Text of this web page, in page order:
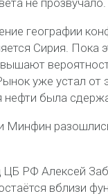
географии
Сирия. Пока
уже устал от
нефти была
РФ Алексей
вблизи